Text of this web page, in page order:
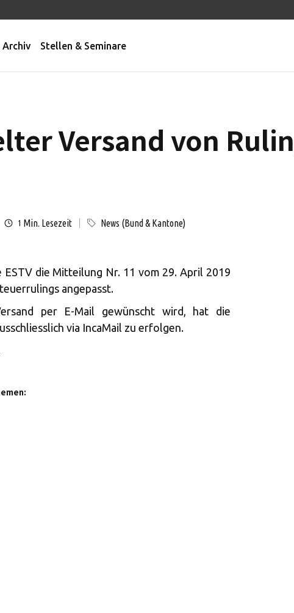
Archiv Stellen & Seminare
Versand von
1 Min. Lesezeit News (Bund & Kantone)
die Mitteilung Nr. 11 vom 29. April 2019
angepasst.
per E-Mail gewünscht wird, hat die
via IncaMail zu erfolgen.